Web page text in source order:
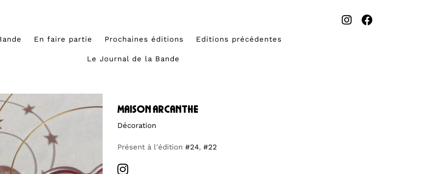
En faire partie Prochaines éditions Editions précédentes
Le Journal de la Bande
maison arcanthe
Décoration
Présent à l'édition #24, #22